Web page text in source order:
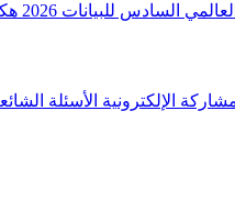
السادس للبيانات 2026
الإلكترونية الأسئلة